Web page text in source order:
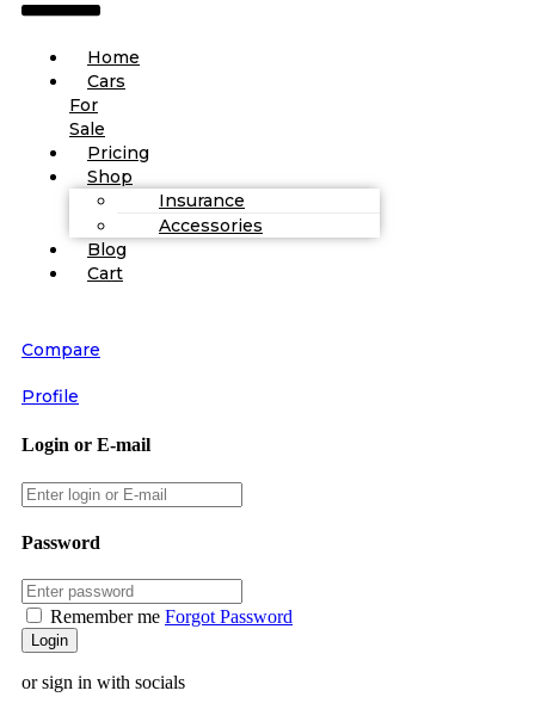
Home
Cars
For
Sale
Pricing
Shop
Insurance
Accessories
Blog
Cart
Compare
Profile
Login or E-mail
Password
Remember me Forgot Password
or sign in with socials